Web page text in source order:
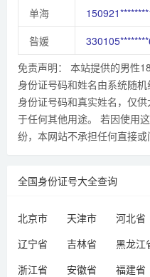
单海
昝媛
免责声明： 本站提供的男性
身份证号码和姓名由系统随
身份证号码和真实姓名，仅
于任何其他用途。 若因使用
纷，本网站不承担任何直接或
全国身份证号大全查询
北京市 天津市 河北省
辽宁省 吉林省 黑龙江
浙江省
安徽省 福建省